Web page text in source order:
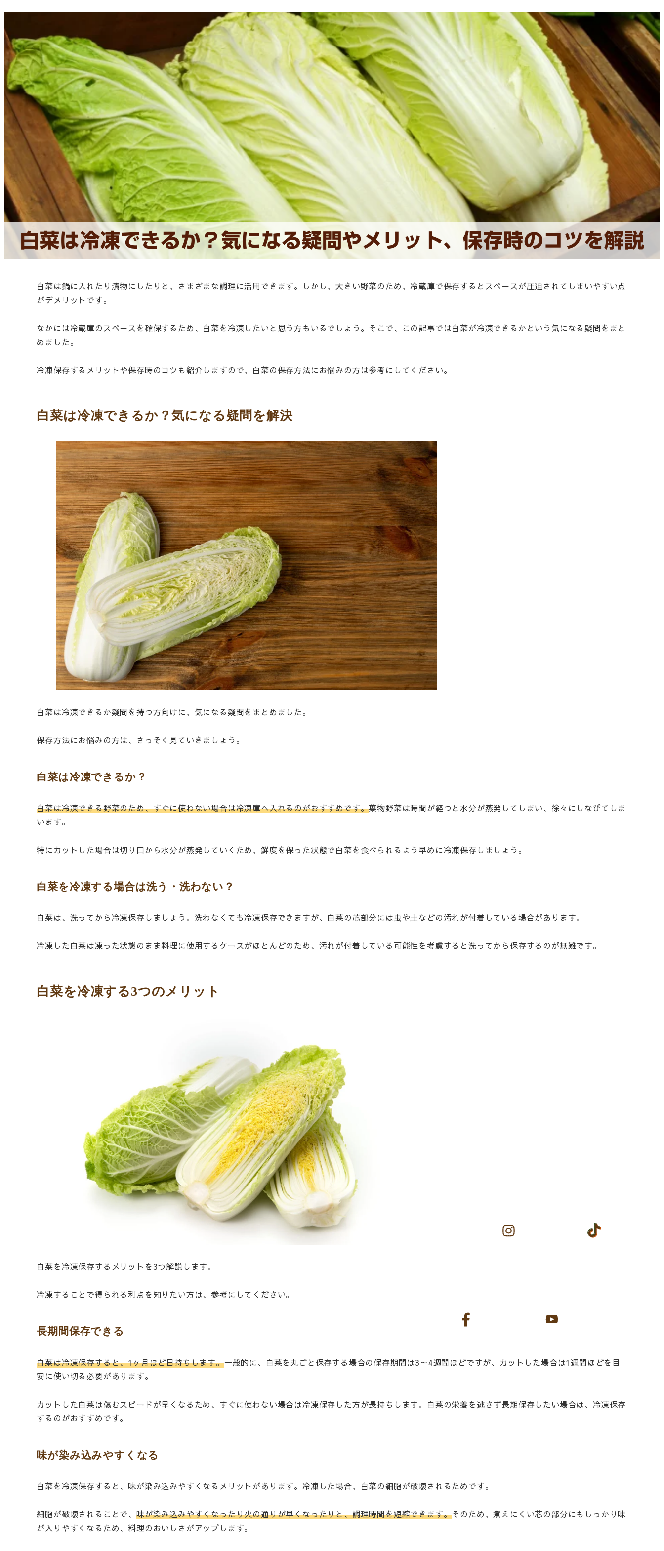
白菜は冷凍できるか？気になる疑問やメリット、保存時のコツを解説
白菜は鍋に入れたり漬物にしたりと、さまざまな調理に活用できます。しかし、大きい野菜のため、冷蔵庫で保存するとスペースが圧迫されてしまいやすい点
がデメリットです。
なかには冷蔵庫のスペースを確保するため、白菜を冷凍したいと思う方もいるでしょう。そこで、この記事では白菜が冷凍できるかという気になる疑問をまと
めました。
冷凍保存するメリットや保存時のコツも紹介しますので、白菜の保存方法にお悩みの方は参考にしてください。
白菜は冷凍できるか？気になる疑問を解決
白菜は冷凍できるか疑問を持つ方向けに、気になる疑問をまとめました。
保存方法にお悩みの方は、さっそく見ていきましょう。
白菜は冷凍できるか？
白菜は冷凍できる野菜のため、すぐに使わない場合は冷凍庫へ入れるのがおすすめです。葉物野菜は時間が経つと水分が蒸発してしまい、徐々にしなびてしま
います。
特にカットした場合は切り口から水分が蒸発していくため、鮮度を保った状態で白菜を食べられるよう早めに冷凍保存しましょう。
白菜を冷凍する場合は洗う・洗わない？
白菜は、洗ってから冷凍保存しましょう。洗わなくても冷凍保存できますが、白菜の芯部分には虫や土などの汚れが付着している場合があります。
冷凍した白菜は凍った状態のまま料理に使用するケースがほとんどのため、汚れが付着している可能性を考慮すると洗ってから保存するのが無難です。
白菜を冷凍する3つのメリット
白菜を冷凍保存するメリットを3つ解説します。
冷凍することで得られる利点を知りたい方は、参考にしてください。
長期間保存できる
白菜は冷凍保存すると、1ヶ月ほど日持ちします。一般的に、白菜を丸ごと保存する場合の保存期間は3～4週間ほどですが、カットした場合は1週間ほどを目
安に使い切る必要があります。
カットした白菜は傷むスピードが早くなるため、すぐに使わない場合は冷凍保存した方が長持ちします。白菜の栄養を逃さず長期保存したい場合は、冷凍保存
するのがおすすめです。
味が染み込みやすくなる
白菜を冷凍保存すると、味が染み込みやすくなるメリットがあります。冷凍した場合、白菜の細胞が破壊されるためです。
細胞が破壊されることで、味が染み込みやすくなったり火の通りが早くなったりと、調理時間を短縮できます。そのため、煮えにくい芯の部分にもしっかり味
が入りやすくなるため、料理のおいしさがアップします。